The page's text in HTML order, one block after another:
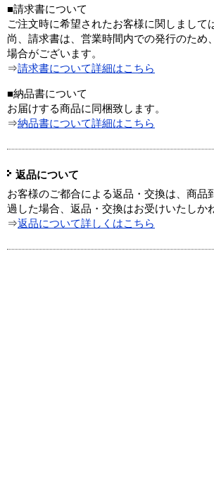
■請求書について
ご注文時に希望されたお客様に関しまして
尚、請求書は、営業時間内での発行のた
場合がございます。
⇒請求書について詳細はこちら
■納品書について
お届けする商品に同梱致します。
⇒納品書について詳細はこちら
返品について
お客様のご都合による返品・交換は、商
過した場合、返品・交換はお受けいたしか
⇒返品について詳しくはこちら